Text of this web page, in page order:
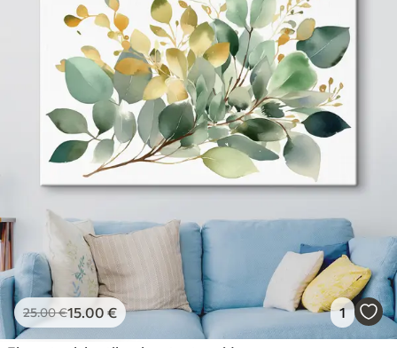
25.00€15.00 € 1